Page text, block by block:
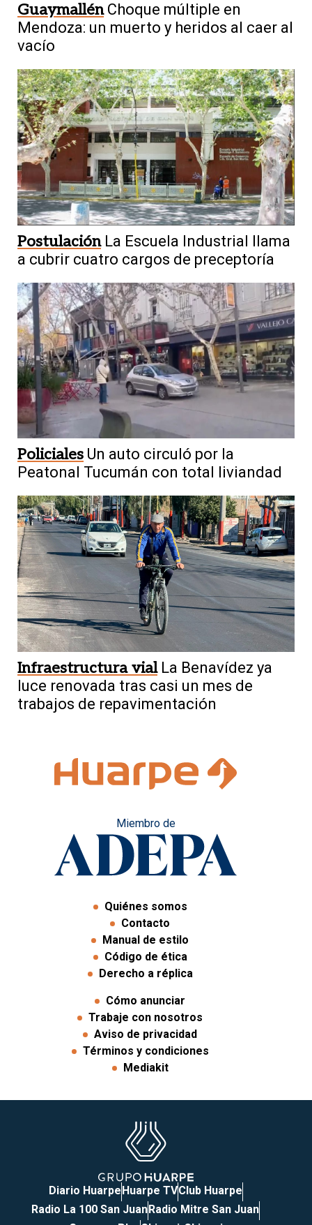
Guaymallén Choque múltiple en
Mendoza: un muerto y heridos al caer al
vacío
Postulación La Escuela Industrial llama
a cubrir cuatro cargos de preceptoría
Policiales Un auto circuló por la
Peatonal Tucumán con total liviandad
Infraestructura vial La Benavídez ya
luce renovada tras casi un mes de
trabajos de repavimentación
Miembro de
Quiénes somos
Contacto
Manual de estilo
Código de ética
Derecho a réplica
Cómo anunciar
Trabaje con nosotros
Aviso de privacidad
Términos y condiciones
Mediakit
Diario HuarpeHuarpe TVClub Huarpe
Radio La 100 San JuanRadio Mitre San Juan